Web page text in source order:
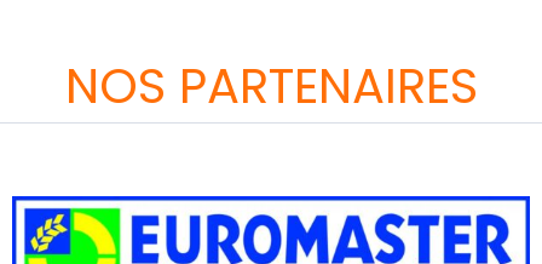
NOS PARTENAIRES